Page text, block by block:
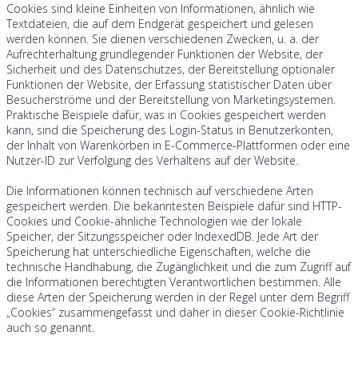
Cookies sind kleine Einheiten von Informationen, ähnlich wie
Textdateien, die auf dem Endgerät gespeichert und gelesen
werden können. Sie dienen verschiedenen Zwecken, u. a. der
Aufrechterhaltung grundlegender Funktionen der Website, der
Sicherheit und des Datenschutzes, der Bereitstellung optionaler
Funktionen der Website, der Erfassung statistischer Daten über
Besucherströme und der Bereitstellung von Marketingsystemen.
Praktische Beispiele dafür, was in Cookies gespeichert werden
kann, sind die Speicherung des Login-Status in Benutzerkonten,
der Inhalt von Warenkörben in E-Commerce-Plattformen oder eine
Nutzer-ID zur Verfolgung des Verhaltens auf der Website.
Die Informationen können technisch auf verschiedene Arten
gespeichert werden. Die bekanntesten Beispiele dafür sind HTTP-
Cookies und Cookie-ähnliche Technologien wie der lokale
Speicher, der Sitzungsspeicher oder IndexedDB. Jede Art der
Speicherung hat unterschiedliche Eigenschaften, welche die
technische Handhabung, die Zugänglichkeit und die zum Zugriff auf
die Informationen berechtigten Verantwortlichen bestimmen. Alle
diese Arten der Speicherung werden in der Regel unter dem Begriff
„Cookies“ zusammengefasst und daher in dieser Cookie-Richtlinie
auch so genannt.